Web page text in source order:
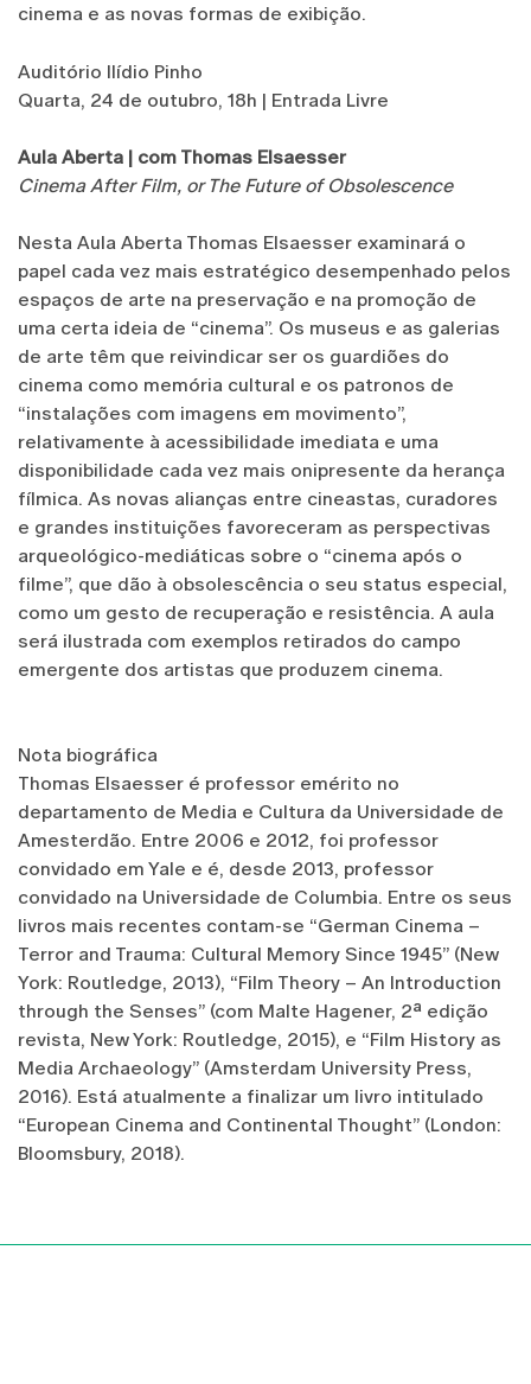
cinema e as novas formas de exibição.
Auditório Ilídio Pinho
Quarta, 24 de outubro, 18h | Entrada Livre
Aula Aberta | com Thomas Elsaesser
Cinema After Film, or The Future of Obsolescence
Nesta Aula Aberta Thomas Elsaesser examinará o
papel cada vez mais estratégico desempenhado pelos
espaços de arte na preservação e na promoção de
uma certa ideia de “cinema”. Os museus e as galerias
de arte têm que reivindicar ser os guardiões do
cinema como memória cultural e os patronos de
“instalações com imagens em movimento”,
relativamente à acessibilidade imediata e uma
disponibilidade cada vez mais onipresente da herança
fílmica. As novas alianças entre cineastas, curadores
e grandes instituições favoreceram as perspectivas
arqueológico-mediáticas sobre o “cinema após o
filme”, que dão à obsolescência o seu status especial,
como um gesto de recuperação e resistência. A aula
será ilustrada com exemplos retirados do campo
emergente dos artistas que produzem cinema.
Nota biográfica
Thomas Elsaesser é professor emérito no
departamento de Media e Cultura da Universidade de
Amesterdão. Entre 2006 e 2012, foi professor
convidado em Yale e é, desde 2013, professor
convidado na Universidade de Columbia. Entre os seus
livros mais recentes contam-se “German Cinema –
Terror and Trauma: Cultural Memory Since 1945” (New
York: Routledge, 2013), “Film Theory – An Introduction
through the Senses” (com Malte Hagener, 2ª edição
revista, New York: Routledge, 2015), e “Film History as
Media Archaeology” (Amsterdam University Press,
2016). Está atualmente a finalizar um livro intitulado
“European Cinema and Continental Thought” (London:
Bloomsbury, 2018).